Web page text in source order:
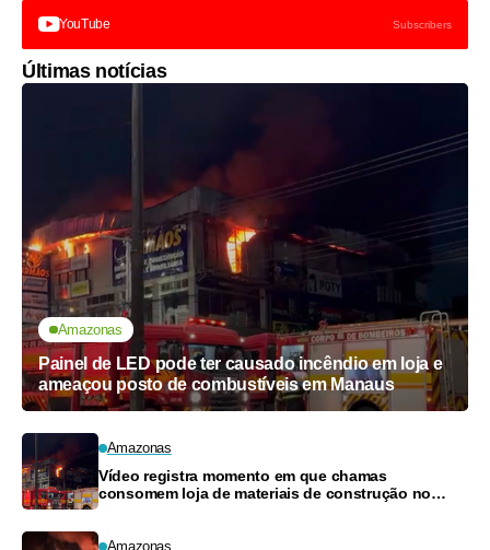
YouTube Subscribers
Últimas notícias
Amazonas
Painel de LED pode ter causado incêndio em loja e
ameaçou posto de combustíveis em Manaus
Amazonas
Vídeo registra momento em que chamas
consomem loja de materiais de construção no
Amazonas